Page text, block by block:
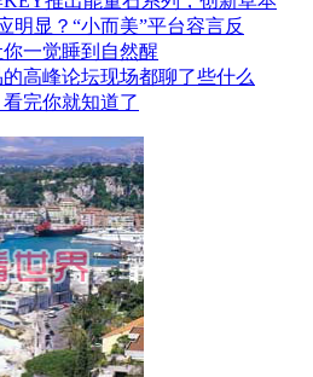
明显？“小而美”平台容言反
一觉睡到自然醒
高峰论坛现场都聊了些什么
完你就知道了